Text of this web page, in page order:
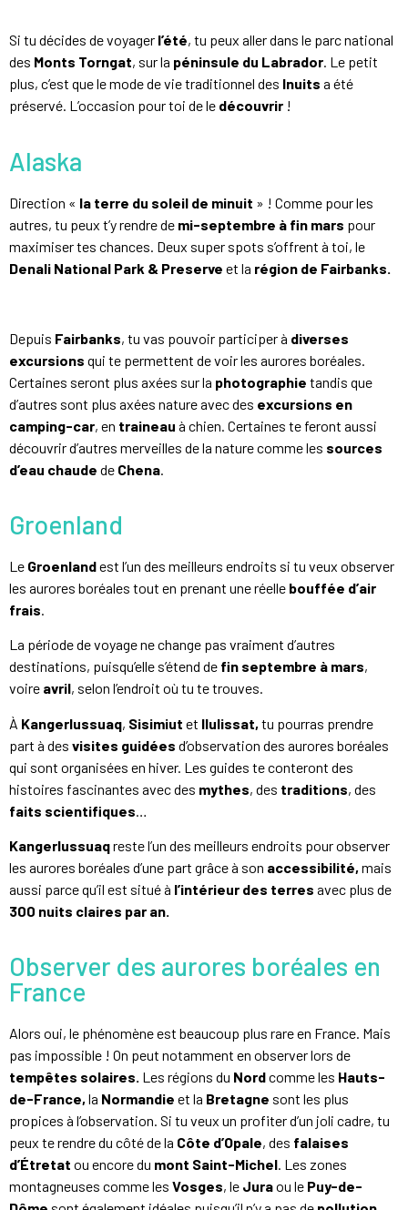
Si tu décides de voyager l’été, tu peux aller dans le parc national
des Monts Torngat, sur la péninsule du Labrador. Le petit
plus, c’est que le mode de vie traditionnel des Inuits a été
préservé. L’occasion pour toi de le découvrir !
Alaska
Direction « la terre du soleil de minuit » ! Comme pour les
autres, tu peux t’y rendre de mi-septembre à fin mars pour
maximiser tes chances. Deux super spots s’offrent à toi, le
Denali National Park & Preserve et la région de Fairbanks.
Depuis Fairbanks, tu vas pouvoir participer à diverses
excursions qui te permettent de voir les aurores boréales.
Certaines seront plus axées sur la photographie tandis que
d’autres sont plus axées nature avec des excursions en
camping-car, en traineau à chien. Certaines te feront aussi
découvrir d’autres merveilles de la nature comme les sources
d’eau chaude de Chena
Groenland
Le Groenlandest l’un des meilleurs endroits si tu veux observer
les aurores boréales tout en prenant une réelle bouffée d’air
frais.
La période de voyage ne change pas vraiment d’autres
destinations, puisqu’elle s’étend de fin septembre à mars,
voire avril, selon l’endroit où tu te trouves.
À Kangerlussuaq, Sisimiut et Ilulissat, tu pourras prendre
part à des visites guidées d’observation des aurores boréales
qui sont organisées en hiver. Les guides te conteront des
histoires fascinantes avec des mythes, des traditions, des
faits scientifiques
Kangerlussuaqreste l’un des meilleurs endroits pour observer
les aurores boréales d’une part grâce à son accessibilité, mais
aussi parce qu’il est situé à l’intérieur des terres avec plus de
300 nuits claires par an.
Observer des aurores boréales en
France
Alors oui, le phénomène est beaucoup plus rare en France. Mais
pas impossible ! On peut notamment en observer lors de
tempêtes solaires. Les régions du Nordcomme les Hauts-
de-France, la Normandie et la Bretagne sont les plus
propices à l’observation. Si tu veux un profiter d’un joli cadre, tu
peux te rendre du côté de la Côte d’Opale, des falaises
d’Étretat ou encore du mont Saint-Michel. Les zones
montagneuses comme les Vosges, le Juraou le Puy-de-